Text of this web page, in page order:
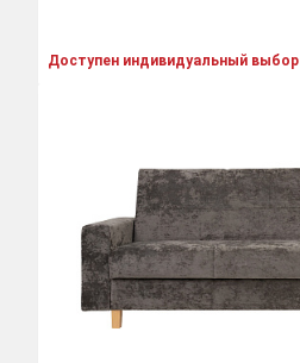
Доступен индивидуальный выбор